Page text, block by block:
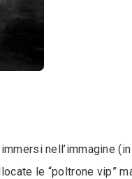
nell’immagine
le “poltrone vip”